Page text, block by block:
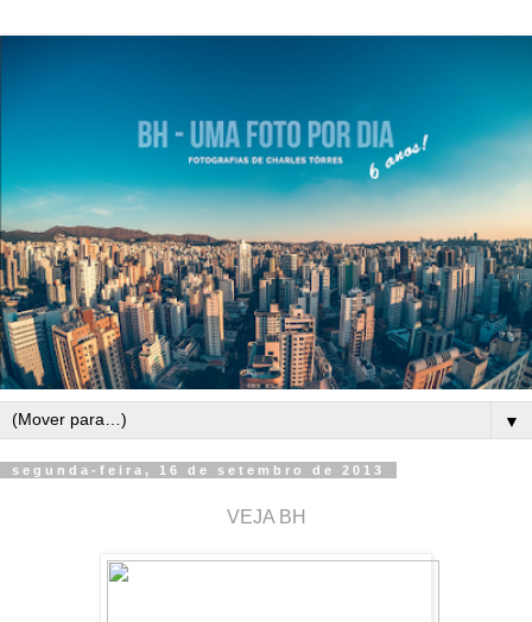
▼
segunda-feira, 16 de setembro de 2013
VEJA BH